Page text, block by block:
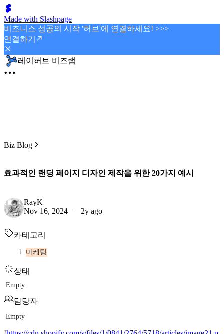
Made with Slashpage
비즈니스 성공의 시작 '허브'에 연결하세요! >>>
연결하기
레이허브 비즈랩
Biz Blog
효과적인 랜딩 페이지 디자인 제작을 위한 20가지 예시
RayK
Nov 16, 2024
2y ago
카테고리
마케팅
상태
Empty
담당자
Empty